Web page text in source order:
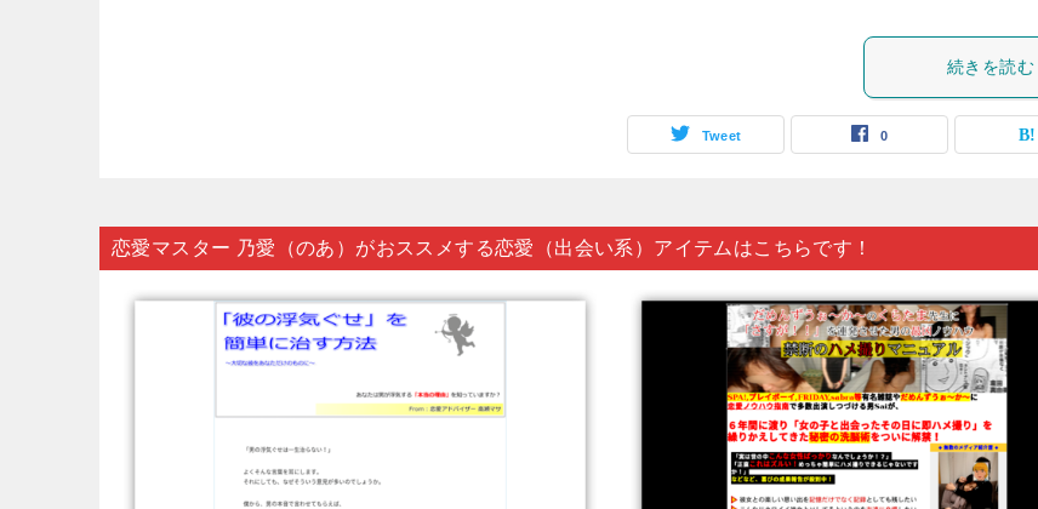
続きを読む
Tweet 0
恋愛マスター 乃愛（のあ）がおススメする恋愛（出会い系）アイテムはこちらです！